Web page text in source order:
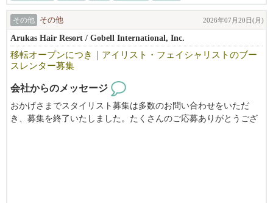
■ 未経験でも安心
━━━━━━━━━━━━━━
飲食業が初めての方でも大歓迎です。
しっかりとしたトレーニング制度があるので、未経験からでも安
心してスタートできます。
あなたの経験や希望に合わせて最適なポジションをご提案しま
その他 その他 2026年07月20日(月)
Arukas Hair Resort / Gobell International, Inc.
移転オープンにつき｜アイリスト・フェイシャリストのブー
スレンター募集
会社からのメッセージ
おかげさまでスタイリスト募集は多数のお問い合わせをいただ
き、募集を終了いたしました。たくさんのご応募ありがとうござ